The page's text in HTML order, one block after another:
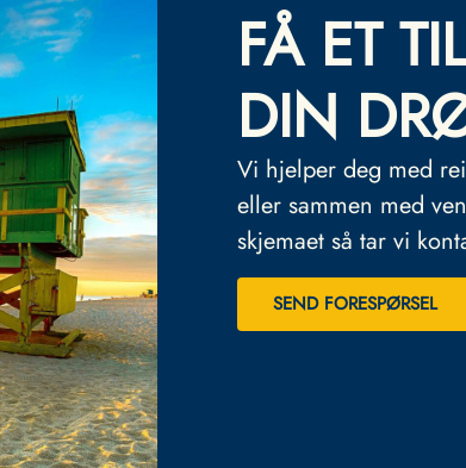
FÅ ET
DIN
Vi hjelper deg med
eller sammen med
skjemaet så tar vi
SEND FORESPØRSEL